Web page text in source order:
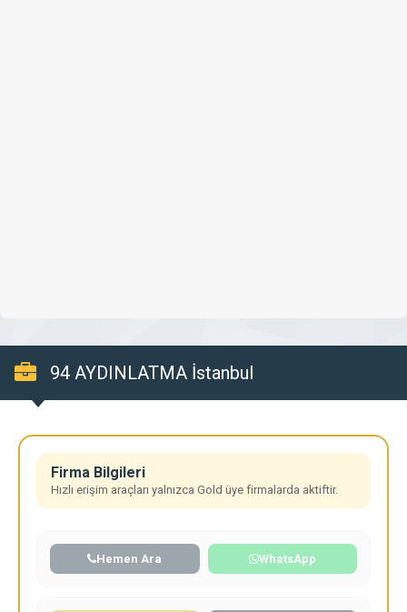
94 AYDINLATMA İstanbul
Firma Bilgileri
Hızlı erişim araçları yalnızca Gold üye firmalarda aktiftir.
Hemen Ara WhatsApp